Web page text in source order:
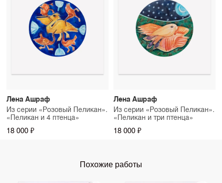
Лена Ашраф
Из серии «Розовый Пеликан».
«Пеликан и 4 птенца»
18 000 ₽
Лена Ашраф
Из серии «Розовый Пеликан».
«Пеликан и три птенца»
18 000 ₽
Похожие работы